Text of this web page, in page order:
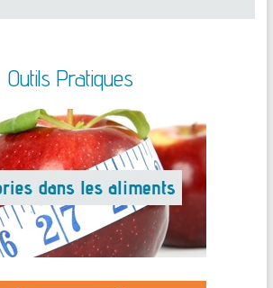
Outils Pratiques